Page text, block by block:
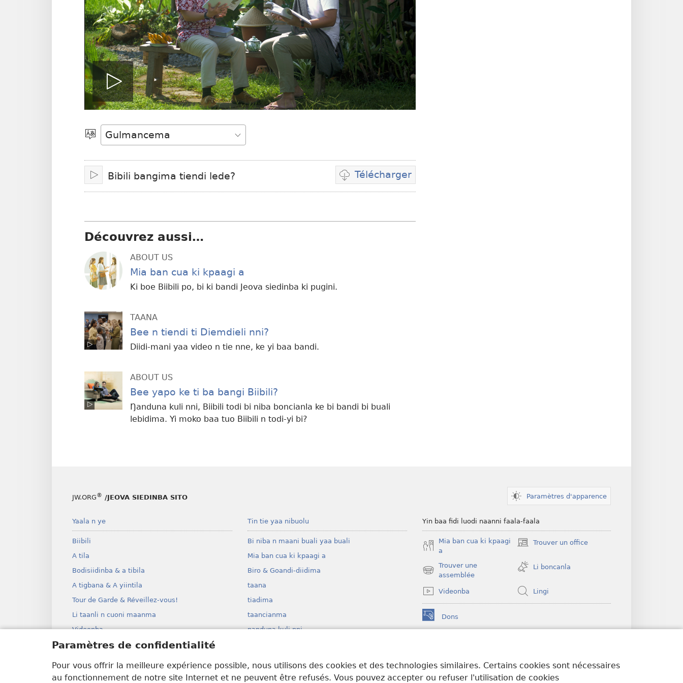
Paramètres de confidentialité
Pour vous offrir la meilleure expérience possible, nous utilisons des cookies et des technologies similaires. Certains cookies sont nécessaires
au fonctionnement de notre site Internet et ne peuvent être refusés. Vous pouvez accepter ou refuser l'utilisation de cookies
Play
video
Choisir
une
langue
LireBibili bangima tiendi lede? Télécharger
Options
de
des
Découvrez aussi…
ABOUT US
Mia ban cua ki kpaagi a
Ki boe Biibili po, bi ki bandi Jeova siedinba ki pugini.
TAANA
Bee n tiendi ti Diemdieli nni?
Diidi-mani yaa video n tie nne, ke yi baa bandi.
ABOUT US
Bee yapo ke ti ba bangi Biibili?
Ŋanduna kuli nni, Biibili todi bi niba boncianla ke bi bandi bi buali
lebidima. Yi moko baa tuo Biibili n todi-yi bi?
JW.ORG® /JEOVA SIEDINBA SITO Paramètres d'apparence
Yaala n ye
Biibili
A tila
Bodisiidinba & a tibila
A tigbana & A yiintila
Tour de Garde & Réveillez-vous!
Li taanli n cuoni maanma
Videonba
I yani
Biibili teyatri yaala n baa cengi
Tin tie yaa nibuolu
Bi niba n maani buali yaa buali
Mia ban cua ki kpaagi a
Biro & Goandi-diidima
taana
tiadima
taancianma
ŋanduna kuli nni
Yin baa fidi luodi naanni faala-faala
Mia ban cua ki kpaagi
a
Trouver un office
(ouvre
nouvelle
Trouver une
assemblée
(ouvre
nouvelle
fenêtre)
Li boncanla
Videonba Lingi
Dons
(ouvre
une
une
nouvelle
fenêtre)
nouvelle
fenêtre)